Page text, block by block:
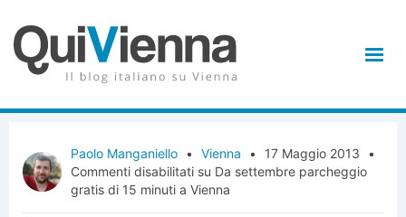
Paolo Manganiello • Vienna • 17 Maggio 2013
•
Commenti disabilitati su Da settembre parcheggio
gratis di 15 minuti a Vienna